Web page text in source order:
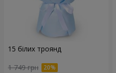
15 білих троянд
1 749 грн